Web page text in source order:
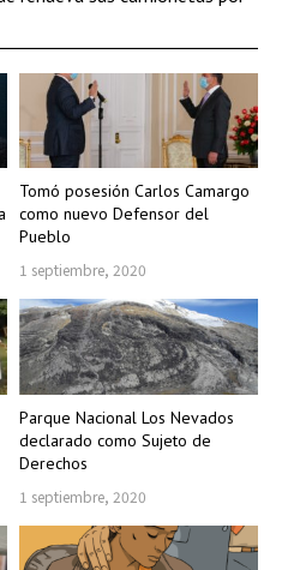
Tomó posesión Carlos Camargo
como nuevo Defensor del
Pueblo
1 septiembre, 2020
Parque Nacional Los Nevados
declarado como Sujeto de
Derechos
1 septiembre, 2020